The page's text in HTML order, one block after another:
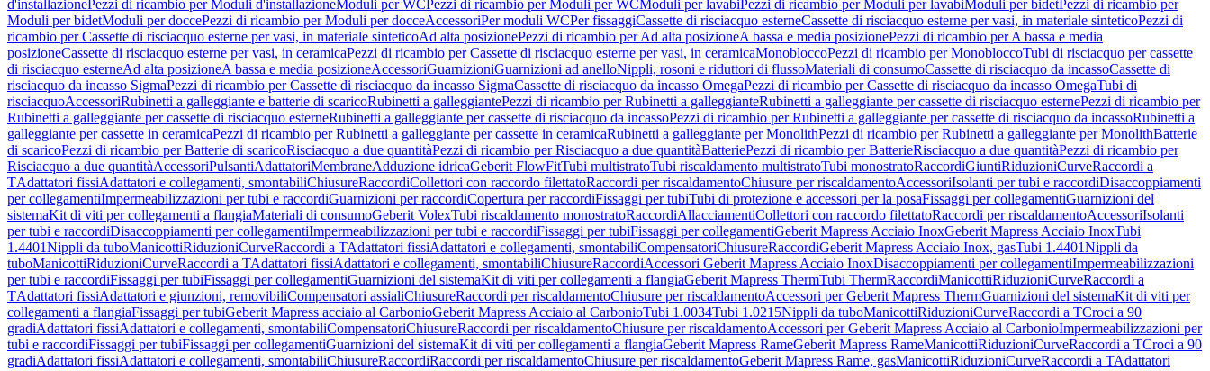
d'installazionePezzi di ricambio per Moduli d'installazioneModuli per WCPezzi di ricambio per Moduli per WCModuli per lavabiPezzi di ricambio per Moduli per lavabiModuli per bidetPezzi di ricambio per
Moduli per bidetModuli per doccePezzi di ricambio per Moduli per docceAccessoriPer moduli WCPer fissaggiCassette di risciacquo esterneCassette di risciacquo esterne per vasi, in materiale sinteticoPezzi di
ricambio per Cassette di risciacquo esterne per vasi, in materiale sinteticoAd alta posizionePezzi di ricambio per Ad alta posizioneA bassa e media posizionePezzi di ricambio per A bassa e media
posizioneCassette di risciacquo esterne per vasi, in ceramicaPezzi di ricambio per Cassette di risciacquo esterne per vasi, in ceramicaMonobloccoPezzi di ricambio per MonobloccoTubi di risciacquo per cassette
di risciacquo esterneAd alta posizioneA bassa e media posizioneAccessoriGuarnizioniGuarnizioni ad anelloNippli, rosoni e riduttori di flussoMateriali di consumoCassette di risciacquo da incassoCassette di
risciacquo da incasso SigmaPezzi di ricambio per Cassette di risciacquo da incasso SigmaCassette di risciacquo da incasso OmegaPezzi di ricambio per Cassette di risciacquo da incasso OmegaTubi di
risciacquoAccessoriRubinetti a galleggiante e batterie di scaricoRubinetti a galleggiantePezzi di ricambio per Rubinetti a galleggianteRubinetti a galleggiante per cassette di risciacquo esternePezzi di ricambio per
Rubinetti a galleggiante per cassette di risciacquo esterneRubinetti a galleggiante per cassette di risciacquo da incassoPezzi di ricambio per Rubinetti a galleggiante per cassette di risciacquo da incassoRubinetti a
galleggiante per cassette in ceramicaPezzi di ricambio per Rubinetti a galleggiante per cassette in ceramicaRubinetti a galleggiante per MonolithPezzi di ricambio per Rubinetti a galleggiante per MonolithBatterie
di scaricoPezzi di ricambio per Batterie di scaricoRisciacquo a due quantitàPezzi di ricambio per Risciacquo a due quantitàBatteriePezzi di ricambio per BatterieRisciacquo a due quantitàPezzi di ricambio per
Risciacquo a due quantitàAccessoriPulsantiAdattatoriMembraneAdduzione idricaGeberit FlowFitTubi multistratoTubi riscaldamento multistratoTubi monostratoRaccordiGiuntiRiduzioniCurveRaccordi a
TAdattatori fissiAdattatori e collegamenti, smontabiliChiusureRaccordiCollettori con raccordo filettatoRaccordi per riscaldamentoChiusure per riscaldamentoAccessoriIsolanti per tubi e raccordiDisaccoppiamenti
per collegamentiImpermeabilizzazioni per tubi e raccordiGuarnizioni per raccordiCopertura per raccordiFissaggi per tubiTubi di protezione e accessori per la posaFissaggi per collegamentiGuarnizioni del
sistemaKit di viti per collegamenti a flangiaMateriali di consumoGeberit VolexTubi riscaldamento monostratoRaccordiAllacciamentiCollettori con raccordo filettatoRaccordi per riscaldamentoAccessoriIsolanti
per tubi e raccordiDisaccoppiamenti per collegamentiImpermeabilizzazioni per tubi e raccordiFissaggi per tubiFissaggi per collegamentiGeberit Mapress Acciaio InoxGeberit Mapress Acciaio InoxTubi
1.4401Nippli da tuboManicottiRiduzioniCurveRaccordi a TAdattatori fissiAdattatori e collegamenti, smontabiliCompensatoriChiusureRaccordiGeberit Mapress Acciaio Inox, gasTubi 1.4401Nippli da
tuboManicottiRiduzioniCurveRaccordi a TAdattatori fissiAdattatori e collegamenti, smontabiliChiusureRaccordiAccessori Geberit Mapress Acciaio InoxDisaccoppiamenti per collegamentiImpermeabilizzazioni
per tubi e raccordiFissaggi per tubiFissaggi per collegamentiGuarnizioni del sistemaKit di viti per collegamenti a flangiaGeberit Mapress ThermTubi ThermRaccordiManicottiRiduzioniCurveRaccordi a
TAdattatori fissiAdattatori e giunzioni, removibiliCompensatori assialiChiusureRaccordi per riscaldamentoChiusure per riscaldamentoAccessori per Geberit Mapress ThermGuarnizioni del sistemaKit di viti per
collegamenti a flangiaFissaggi per tubiGeberit Mapress acciaio al CarbonioGeberit Mapress Acciaio al CarbonioTubi 1.0034Tubi 1.0215Nippli da tuboManicottiRiduzioniCurveRaccordi a TCroci a 90
gradiAdattatori fissiAdattatori e collegamenti, smontabiliCompensatoriChiusureRaccordi per riscaldamentoChiusure per riscaldamentoAccessori per Geberit Mapress Acciaio al CarbonioImpermeabilizzazioni per
tubi e raccordiFissaggi per tubiFissaggi per collegamentiGuarnizioni del sistemaKit di viti per collegamenti a flangiaGeberit Mapress RameGeberit Mapress RameManicottiRiduzioniCurveRaccordi a TCroci a 90
gradiAdattatori fissiAdattatori e collegamenti, smontabiliChiusureRaccordiRaccordi per riscaldamentoChiusure per riscaldamentoGeberit Mapress Rame, gasManicottiRiduzioniCurveRaccordi a TAdattatori